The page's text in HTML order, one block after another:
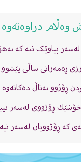
وەڵام دراوەتەوە
پیاوێک نیە کە
ڕەمەزانى ساڵى
ڕۆژوو بەتاڵ
ڕۆژووی لەسەر
کە ڕۆژوویان لەسەر